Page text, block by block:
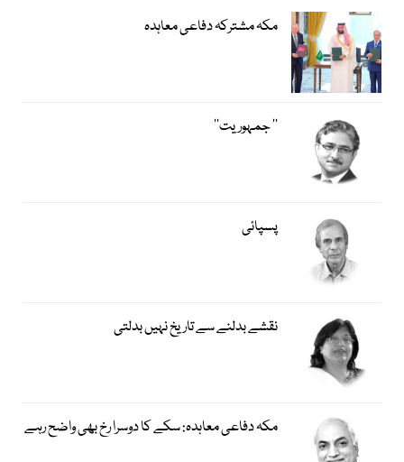
مکہ مشترکہ دفاعی معاہدہ
’’ جمہوریت‘‘
پسپائی
نقشے بدلنے سے تاریخ نہیں بدلتی
مکہ دفاعی معاہدہ: سکے کا دوسرا رخ بھی واضح رہے